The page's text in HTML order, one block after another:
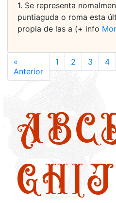
1. Se representa
puntiaguda o roma esta
propia de las a (+ info
«
Anterior
1 2 3 4
ABC
GHIJ